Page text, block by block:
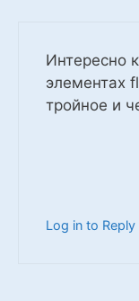
Интересно
элементах
тройное и
Log in to Reply